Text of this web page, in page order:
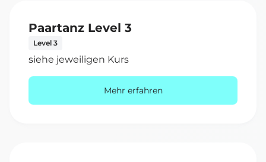
Paartanz Level 3
Level 3
siehe jeweiligen Kurs
Mehr erfahren